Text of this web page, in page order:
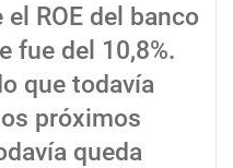
ROE del banco
fue del 10,8%.
que todavía
próximos
queda